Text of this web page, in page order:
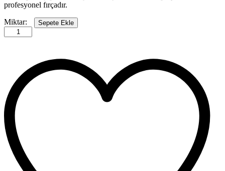
profesyonel fırçadır.
Tomax
Pimli
Saçaklı
mm
quantity
Miktar: Sepete Ekle